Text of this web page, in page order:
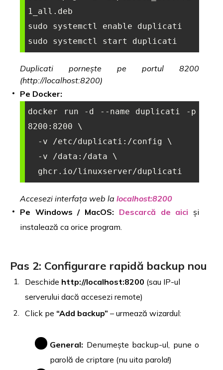
1_all.deb
sudo systemctl enable duplicati
sudo systemctl start duplicati
Duplicati pornește pe portul 8200
(http://localhost:8200)
Pe Docker:
docker run -d --name duplicati -p
8200:8200 \
  ghcr.io/linuxserver/duplicati
Accesezi interfața web la localhost:8200
Pe Windows / MacOS: Descarcă de aici și
instalează ca orice program.
Pas 2: Configurare rapidă backup nou
Deschide http://localhost:8200 (sau IP-ul
serverului dacă accesezi remote)
Click pe “Add backup” – urmează wizardul:
General: Denumește backup-ul, pune o
parolă de criptare (nu uita parola!)